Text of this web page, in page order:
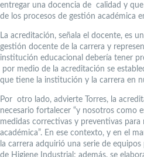
entregar una docencia de calidad y
de los procesos de gestión académica
La acreditación, señala el docente, es
gestión docente de la carrera y
institución educacional debería tener
por medio de la acreditación se
que tiene la institución y la carrera en
Por otro lado, advierte Torres, la
necesario fortalecer “y nosotros como
medidas correctivas y preventivas para
académica”. En ese contexto, y en el
la carrera adquirió una serie de
de Higiene Industrial; además, se